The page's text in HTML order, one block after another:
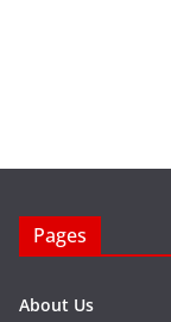
Pages
About Us